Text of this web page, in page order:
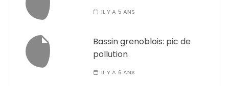
IL Y A 5 ANS
Bassin grenoblois: pic de
pollution
IL Y A 6 ANS